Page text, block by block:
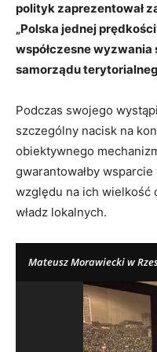
polityk zaprezentował
„Polska jednej
współczesne
samorządu
Podczas swojego
szczególny nacisk na
obiektywnego
gwarantowałby
względu na ich wielkość
władz lokalnych.
Mateusz Morawiecki w